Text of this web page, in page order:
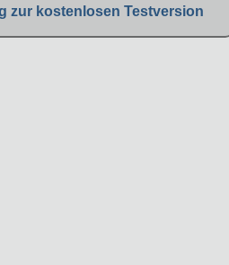
zur kostenlosen Testversion